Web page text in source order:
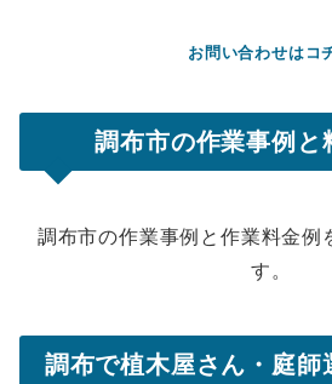
お問い合わせはコ
調布市の作業事例と
調布市の作業事例と作業料金例
す。
調布で植木屋さん・庭師